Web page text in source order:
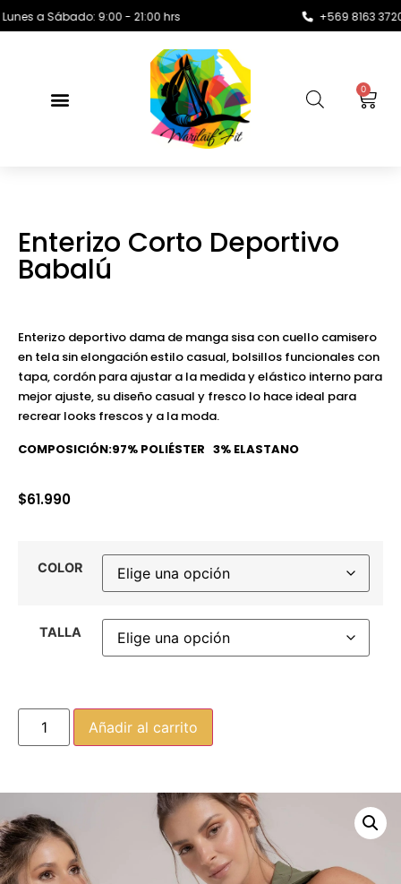
Sábado: 9:00 - 21:00 hrs +569 8163 3720 •
0
Enterizo Corto Deportivo
Babalú
Enterizo deportivo dama de manga sisa con cuello camisero
en tela sin elongación estilo casual, bolsillos funcionales con
tapa, cordón para ajustar a la medida y elástico interno para
mejor ajuste, su diseño casual y fresco lo hace ideal para
recrear looks frescos y a la moda.
COMPOSICIÓN:97% POLIÉSTER 3% ELASTANO
$61.990
COLOR
TALLA
Añadir al carrito